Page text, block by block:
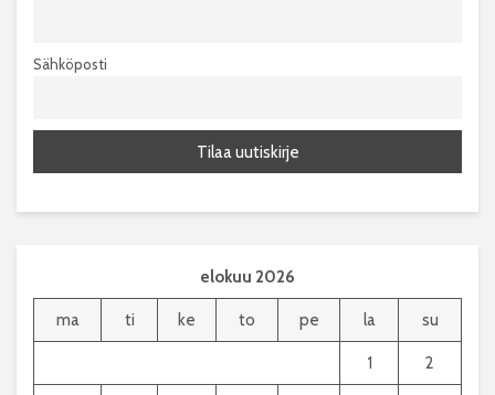
Sähköposti
elokuu 2026
ma ti ke to pe la su
1 2